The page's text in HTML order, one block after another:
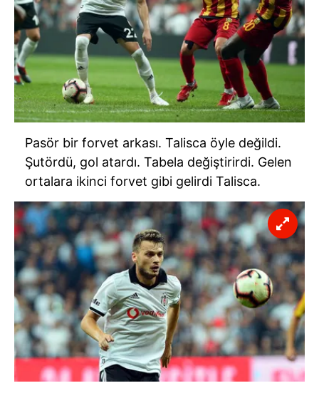
Pasör bir forvet arkası. Talisca öyle değildi.
Şutördü, gol atardı. Tabela değiştirirdi. Gelen
ortalara ikinci forvet gibi gelirdi Talisca.